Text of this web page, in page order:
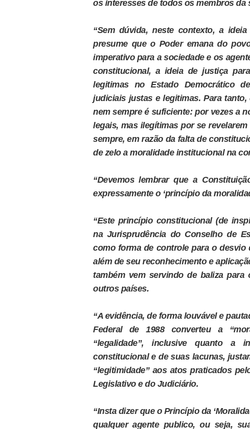
os interesses de todos os membros da
“Sem dúvida, neste contexto, a
presume que o Poder emana do
imperativo para a sociedade e os
constitucional, a ideia de justiça
legitimas no Estado Democrático
judiciais justas e legitimas. Para
nem sempre é suficiente: por vezes a
legais, mas ilegítimas por se
sempre, em razão da falta de
de zelo a moralidade institucional na
“Devemos lembrar que a
expressamente o ‘princípio da
“Este princípio constitucional (de
na Jurisprudência do Conselho de
como forma de controle para o desvio
além de seu reconhecimento e
também vem servindo de baliza
outros países.
“A evidência, de forma louvável e
Federal de 1988 converteu a
“legalidade”, inclusive quanto a
constitucional e de suas lacunas,
“legitimidade” aos atos praticados
Legislativo e do Judiciário.
“Insta dizer que o Princípio da
qualquer agente publico, ou seja,